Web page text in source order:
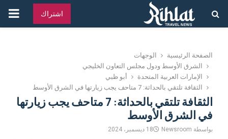
اشتراك
الصفحة الرئيسية
الوجهات
الشرق الأوسط ودول مجلس التعاون الخليجي
الإمارات العربية المتحدة
أبو ظبي
الثقافة تلتقي بالحداثة: 7 متاحف يجب زيارتها في الشرق الأوسط
الثقافة تلتقي بالحداثة: 7 متاحف يجب زيارتها
في الشرق الأوسط
بواسطة Newsroom 18 ديسمبر، 2024